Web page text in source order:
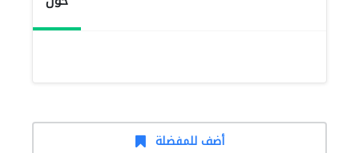
أضف للمفضلة